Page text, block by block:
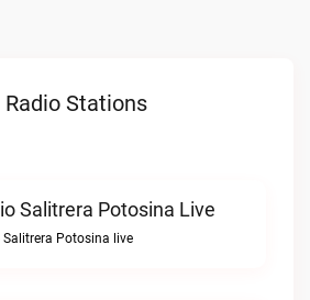
Stations
Salitrera Potosina Live
Salitrera Potosina live